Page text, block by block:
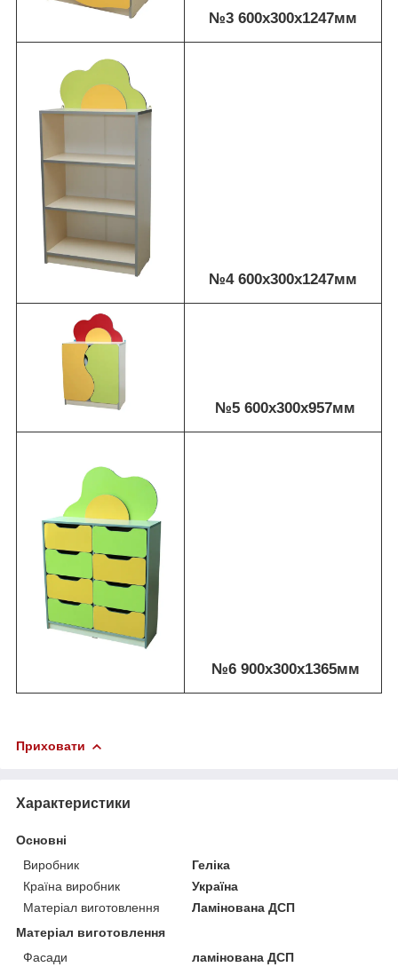
№3 600х300х1247мм
№4 600х300х1247мм
№5 600х300х957мм
№6 900х300х1365мм
Приховати
Характеристики
Основні
Виробник
Геліка
Країна виробник
Україна
Матеріал виготовлення
Ламінована ДСП
Матеріал виготовлення
Фасади
ламінована ДСП